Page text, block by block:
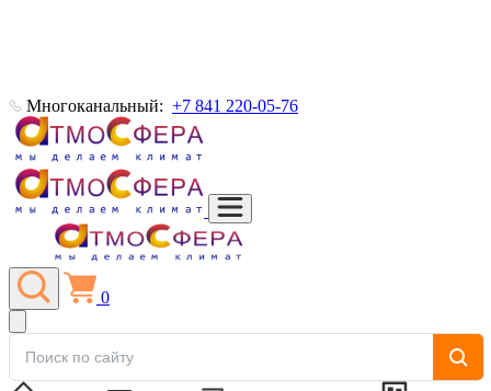
Многоканальный: +7 841 220-05-76
0